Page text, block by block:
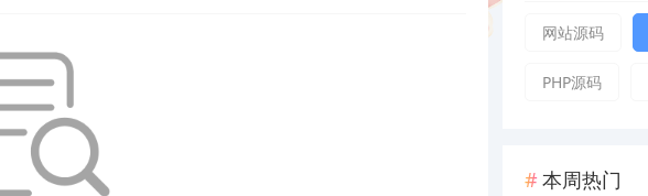
网站源码
PHP源码
本周热门